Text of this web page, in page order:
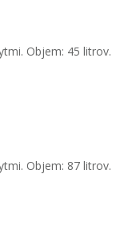
Objem: 45 litrov.
Objem: 87 litrov.